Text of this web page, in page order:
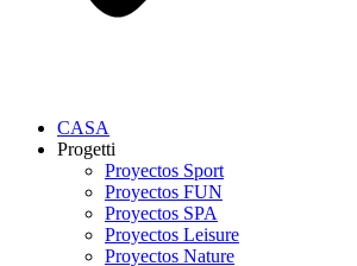
CASA
Progetti
Proyectos Sport
Proyectos FUN
Proyectos SPA
Proyectos Leisure
Proyectos Nature